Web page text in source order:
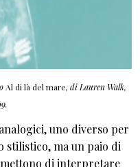
Al di là del mare, di Lauren Walk,
uno diverso per
stilistico, ma un paio di
di interpretare